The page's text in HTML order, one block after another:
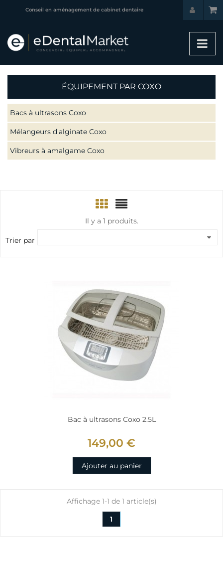
Conseil en aménagement de cabinet dentaire
ÉQUIPEMENT PAR COXO
Bacs à ultrasons Coxo
Mélangeurs d'alginate Coxo
Vibreurs à amalgame Coxo
Il y a 1 produits.
Trier par
Bac à ultrasons Coxo 2.5L
149,00 €
Ajouter au panier
Affichage 1-1 de 1 article(s)
1